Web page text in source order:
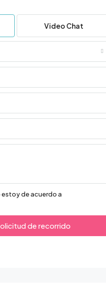
Video Chat
estoy de acuerdo a
de recorrido